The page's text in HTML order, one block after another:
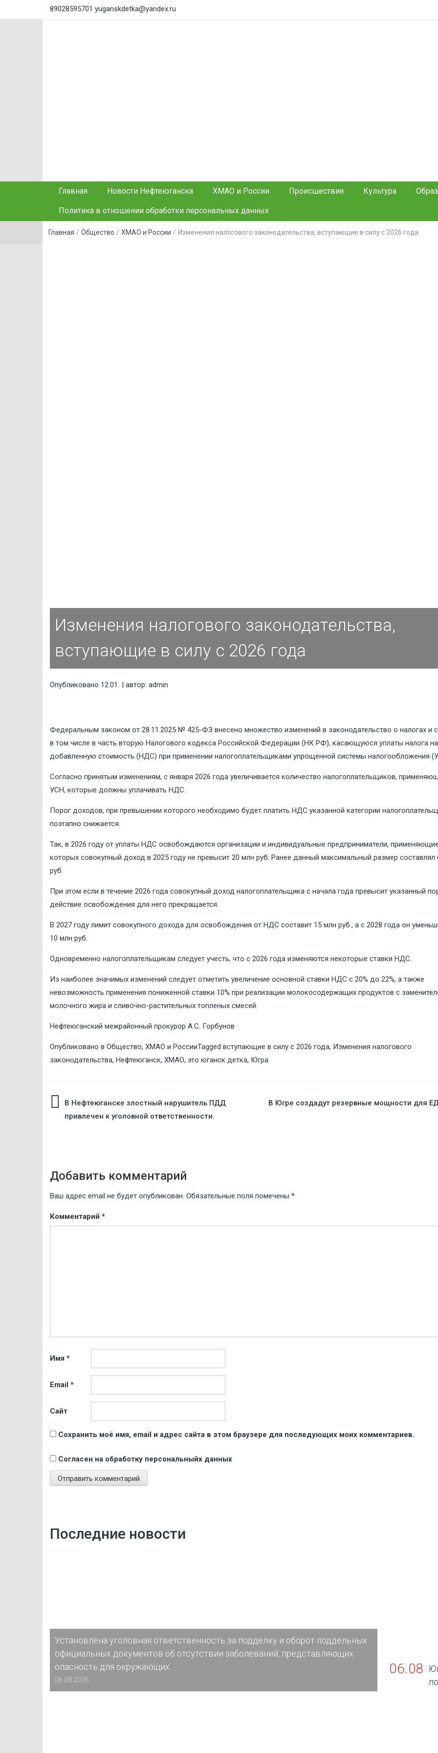
89028595701 yuganskdetka@yandex.ru
Главная Новости Нефтеюганска ХМАО и России Происшествия Культура
Политика в отношении обработки персональных данных
Главная / Общество / ХМАО и России / Изменения налогового законодательства, вступающие в силу с 2026 года
Изменения налогового законодательства,
вступающие в силу с 2026 года
Опубликовано 12.01.2026| автор: admin
Федеральным законом от 28.11.2025 № 425-ФЗ внесено множество изменений в законодательство о налогах и
в том числе в часть вторую Налогового кодекса Российской Федерации (НК РФ), касающуюся уплаты налога на
добавленную стоимость (НДС) при применении налогоплательщиками упрощенной системы налогообложения
Согласно принятым изменениям, с января 2026 года увеличивается количество налогоплательщиков,
УСН, которые должны уплачивать НДС.
Порог доходов, при превышении которого необходимо будет платить НДС указанной категории
поэтапно снижается.
Так, в 2026 году от уплаты НДС освобождаются организации и индивидуальные предприниматели,
которых совокупный доход в 2025 году не превысит 20 млн руб. Ранее данный максимальный размер составлял
руб.
При этом если в течение 2026 года совокупный доход налогоплательщика с начала года превысит указанный
действие освобождения для него прекращается.
В 2027 году лимит совокупного дохода для освобождения от НДС составит 15 млн руб., а с 2028 года он
10 млн руб.
Одновременно налогоплательщикам следует учесть, что с 2026 года изменяются некоторые ставки НДС.
Из наиболее значимых изменений следует отметить увеличение основной ставки НДС с 20% до 22%, а также
невозможность применения пониженной ставки 10% при реализации молокосодержащих продуктов с
молочного жира и сливочно-растительных топленых смесей.
Нефтеюганский межрайонный прокурор А.С. Горбунов
Опубликовано в Общество, ХМАО и РоссииTagged вступающие в силу с 2026 года, Изменения налогового
законодательства, Нефтеюганск, ХМАО, это юганск детка, Югра
Навигация
В Нефтеюганске злостный нарушитель ПДД
привлечен к уголовной ответственности.
В Югре создадут резервные мощности для
Добавить комментарий
Ваш адрес email не будет опубликован. Обязательные поля помечены *
Комментарий *
Имя *
Email *
Сайт
Сохранить моё имя, email и адрес сайта в этом браузере для последующих моих комментариев.
Согласен на обработку персональныйх данных
Последние новости
Установлена уголовная ответственность за подделку и оборот поддельных
официальных документов об отсутствии заболеваний, представляющих
опасность для окружающих.
06.08.2026
06.08